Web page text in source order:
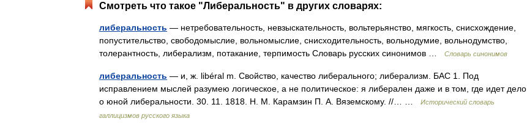
Смотреть что такое "Либеральность" в других словарях:
либеральность — нетребовательность, невзыскательность, вольтерьянство, мягкость, снисхождение,
попустительство, свободомыслие, вольномыслие, снисходительность, вольнодумие, вольнодумство,
толерантность, либерализм, потакание, терпимость Словарь русских синонимов …
Словарь синонимов
либеральность — и, ж. libéral m. Свойство, качество либерального; либерализм. БАС 1. Под
исправлением мыслей разумею логическое, а не политическое: я либерален даже и в том, где идет дело
о юной либеральности. 30. 11. 1818. Н. М. Карамзин П. А. Вяземскому. //… …
Исторический словарь
галлицизмов русского языка